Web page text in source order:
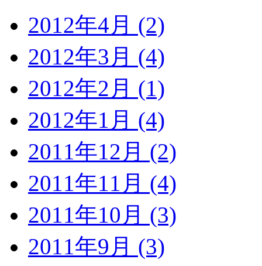
2012年4月 (2)
2012年3月 (4)
2012年2月 (1)
2012年1月 (4)
2011年12月 (2)
2011年11月 (4)
2011年10月 (3)
2011年9月 (3)